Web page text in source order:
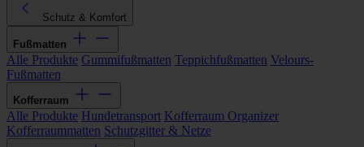
Schutz & Komfort
Fußmatten
Alle Produkte Gummifußmatten Teppichfußmatten Velours-
Fußmatten
Kofferraum
Alle Produkte Hundetransport Kofferraum Organizer
Kofferraummatten Schutzgitter & Netze